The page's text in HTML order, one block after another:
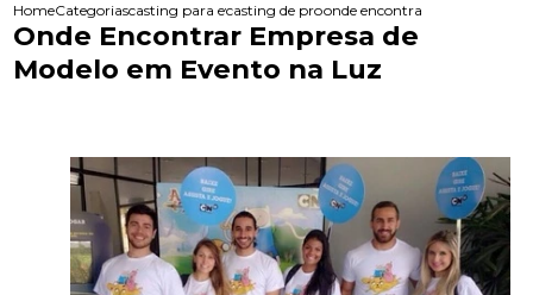
HomeCategoriascasting para eventoscasting de promotores para eventos
onde encontrar empresa de
Onde Encontrar Empresa de
Modelo em Evento na Luz